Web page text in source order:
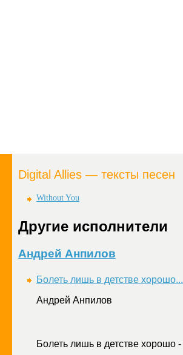
Digital Allies — тексты песен
Without You
Другие исполнители
Андрей Анпилов
Болеть лишь в детстве хорошо...
Андрей Анпилов
Болеть лишь в детстве хорошо -